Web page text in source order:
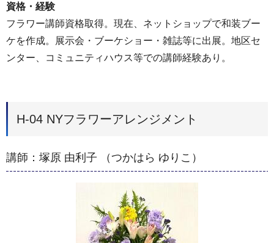
資格・経験
フラワー講師資格取得。現在、ネットショップで和装ブー
ケを作成。展示会・ブーケショー・雑誌等に出展。地区セ
ンター、コミュニティハウス等での講師経験あり。
H-04 NYフラワーアレンジメント
講師：塚原 由利子 （つかはら ゆりこ）